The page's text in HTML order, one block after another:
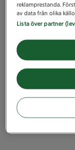
reklamprestanda.
av data från olika
Lista över partner